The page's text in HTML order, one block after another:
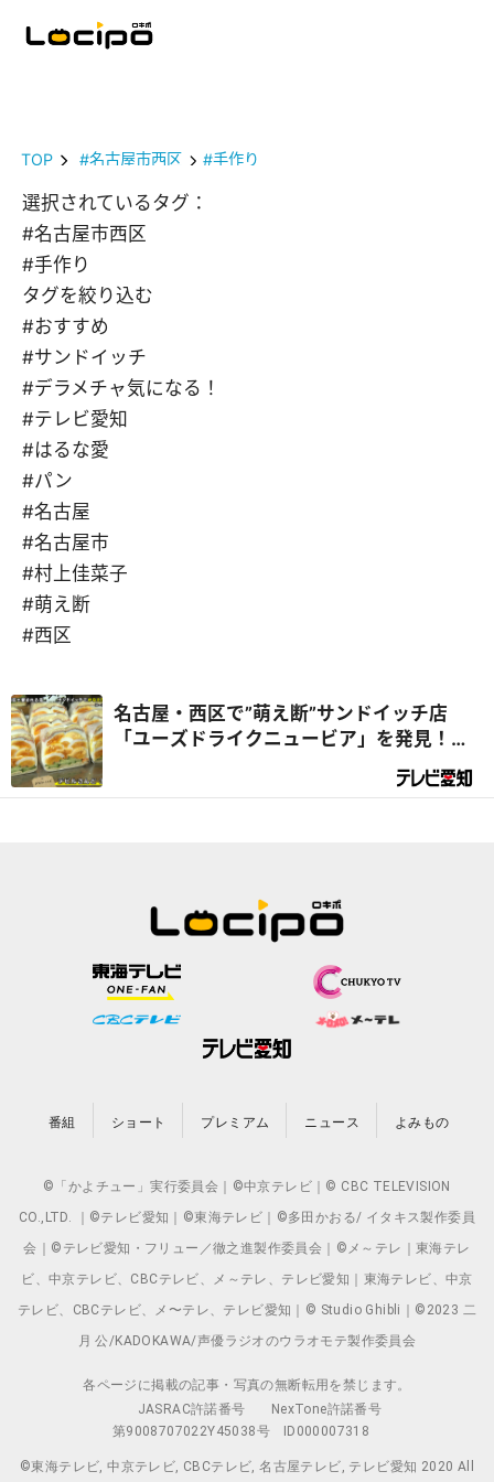
TOP #名古屋市西区 #手作り
選択されているタグ：
#名古屋市西区
#手作り
タグを絞り込む
#おすすめ
#サンドイッチ
#デラメチャ気になる！
#テレビ愛知
#はるな愛
#パン
#名古屋
#名古屋市
#村上佳菜子
#萌え断
#西区
名古屋・西区で”萌え断”サンドイッチ店
「ユーズドライクニュービア」を発見！店
主の夢がデラメチャすごかった！『デラメ
番組 ショート プレミアム ニュース よみもの
©「かよチュー」実行委員会｜©中京テレビ｜© CBC TELEVISION
CO.,LTD. ｜©テレビ愛知｜©東海テレビ｜©多田かおる/ イタキス製作委員
会｜©テレビ愛知・フリュー／徹之進製作委員会｜©メ～テレ｜東海テレ
ビ、中京テレビ、CBCテレビ、メ～テレ、テレビ愛知｜東海テレビ、中京
テレビ、CBCテレビ、メ〜テレ、テレビ愛知｜© Studio Ghibli｜©2023 二
月 公/KADOKAWA/声優ラジオのウラオモテ製作委員会
各ページに掲載の記事・写真の無断転用を禁じます。
JASRAC許諾番号
NexTone許諾番号
第9008707022Y45038号
ID000007318
©東海テレビ, 中京テレビ, CBCテレビ, 名古屋テレビ, テレビ愛知 2020 All